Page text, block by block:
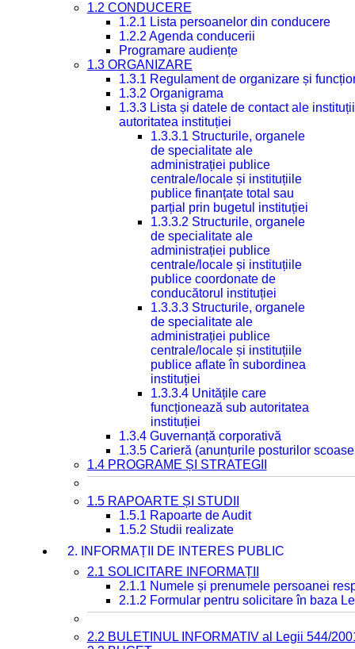
1.2 CONDUCERE
1.2.1 Lista persoanelor din conducere
1.2.2 Agenda conducerii
Programare audiențe
1.3 ORGANIZARE
1.3.1 Regulament de organizare și
1.3.2 Organigrama
1.3.3 Lista și datele de contact ale
autoritatea instituției
1.3.3.1 Structurile, organele
de specialitate ale
administrației publice
centrale/locale și instituțiile
publice finanțate total sau
parțial prin bugetul instituției
1.3.3.2 Structurile, organele
de specialitate ale
administrației publice
centrale/locale și instituțiile
publice coordonate de
conducătorul instituției
1.3.3.3 Structurile, organele
de specialitate ale
administrației publice
centrale/locale și instituțiile
publice aflate în subordinea
instituției
1.3.3.4 Unitățile care
funcționează sub autoritatea
instituției
1.3.4 Guvernanță corporativă
1.3.5 Carieră (anunțurile posturilor
1.4 PROGRAME ȘI STRATEGII
1.5 RAPOARTE ȘI STUDII
1.5.1 Rapoarte de Audit
1.5.2 Studii realizate
2. INFORMAȚII DE INTERES PUBLIC
2.1 SOLICITARE INFORMAȚII
2.1.1 Numele și prenumele persoanei
2.1.2 Formular pentru solicitare în baza
2.2 BULETINUL INFORMATIV al Legii 544/